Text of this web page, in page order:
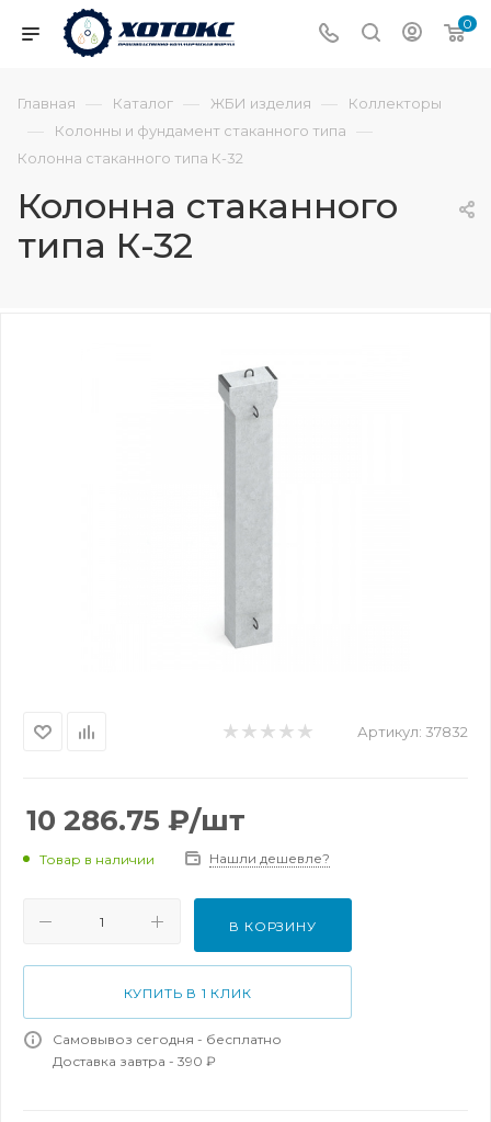
0
Главная — Каталог — ЖБИ изделия — Коллекторы
— Колонны и фундамент стаканного типа —
Колонна стаканного типа К-32
Колонна стаканного
типа К-32
Артикул: 37832
10 286.75 ₽/шт
Товар в наличии Нашли дешевле?
В КОРЗИНУ
КУПИТЬ В 1 КЛИК
Самовывоз сегодня - бесплатно
Доставка завтра - 390 ₽